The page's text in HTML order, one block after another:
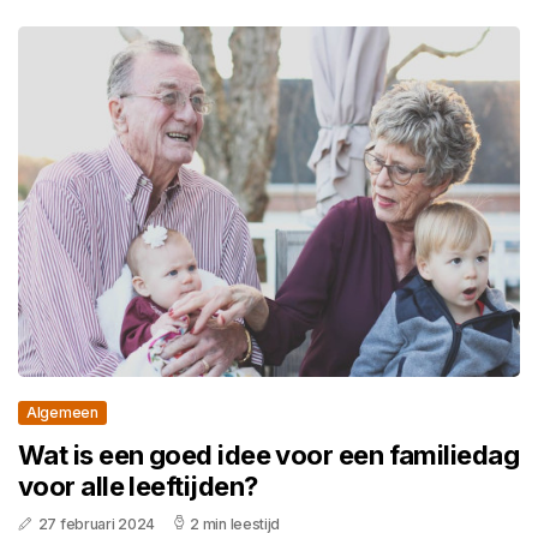
Algemeen
Wat is een goed idee voor een familiedag
voor alle leeftijden?
27 februari 2024 2 min leestijd